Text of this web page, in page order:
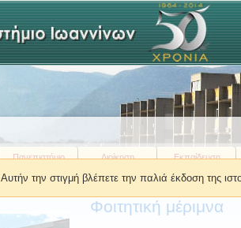
Αυτήν την στιγμή βλέπετε την παλιά έκδοση της
Πανεπιστήμιο Διοίκηση Εκπαίδευση
Βρίσκεστε εδώ:» Φοίτηση »
Φοιτητική μέριμνα